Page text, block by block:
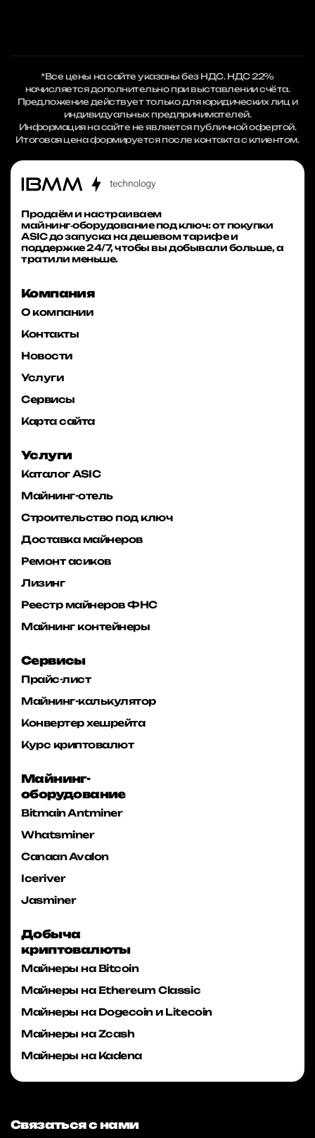
*Все цены на сайте указаны без НДС. НДС 22%
начисляется дополнительно при выставлении счёта.
Предложение действует только для юридических лиц и
индивидуальных предпринимателей.
Информация на сайте не является публичной офертой.
Итоговая цена формируется после контакта с клиентом.
Продаём и настраиваем
майнинг‑оборудование под ключ: от покупки
ASIC до запуска на дешевом тарифе и
поддержке 24/7, чтобы вы добывали больше, а
тратили меньше.
Компания
О компании
Контакты
Новости
Услуги
Сервисы
Карта сайта
Услуги
Каталог ASIC
Майнинг-отель
Строительство под ключ
Доставка майнеров
Ремонт асиков
Лизинг
Реестр майнеров ФНС
Майнинг контейнеры
Сервисы
Прайс-лист
Майнинг-калькулятор
Конвертер хешрейта
Курс криптовалют
Майнинг-
оборудование
Bitmain Antminer
Whatsminer
Canaan Avalon
Iceriver
Jasminer
Добыча
криптовалюты
Майнеры на Bitcoin
Майнеры на Ethereum Classic
Майнеры на Dogecoin и Litecoin
Майнеры на Zcash
Майнеры на Kadena
Связаться с нами